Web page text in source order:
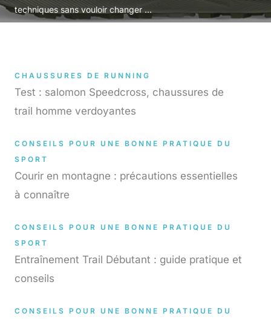
techniques sans vouloir changer ...
CHAUSSURES DE RUNNING
Test : salomon Speedcross, chaussures de
trail homme verdoyantes
CONSEILS POUR UNE BONNE PRATIQUE DU
SPORT
Courir en montagne : précautions essentielles
à connaître
CONSEILS POUR UNE BONNE PRATIQUE DU
SPORT
Entraînement Trail Débutant : guide pratique et
conseils
CONSEILS POUR UNE BONNE PRATIQUE DU